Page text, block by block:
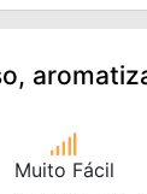
Muito Fácil